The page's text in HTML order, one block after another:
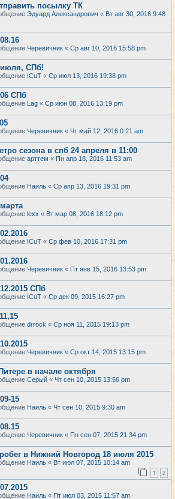
посылку ТК
Эдуард Александрович « Вт авг 30, 2016 9:48
Черевичник « Ср авг 10, 2016 15:58 pm
июля, СПб!
ICuT « Ср июл 13, 2016 19:38 pm
СПб
Lag « Ср июн 08, 2016 13:19 pm
Черевичник « Чт май 12, 2016 0:21 am
сезона в спб 24 апреля в 11:00
арттем « Пн апр 18, 2016 11:53 am
Наиль « Ср апр 13, 2016 19:31 pm
lexx « Вт мар 08, 2016 18:12 pm
ICuT « Ср фев 10, 2016 17:31 pm
Черевичник « Пт янв 15, 2016 13:53 pm
СПб
ICuT « Ср дек 09, 2015 16:27 pm
drrock « Ср ноя 11, 2015 19:13 pm
Черевичник « Ср окт 14, 2015 13:15 pm
в начале октября
Серый « Чт сен 10, 2015 13:56 pm
15
Наиль « Чт сен 10, 2015 9:30 am
Черевичник « Пн сен 07, 2015 21:34 pm
в Нижний Новгород 18 июля 2015
Наиль « Вт июл 07, 2015 10:14 am
1 2
Наиль « Пт июл 03, 2015 11:57 am